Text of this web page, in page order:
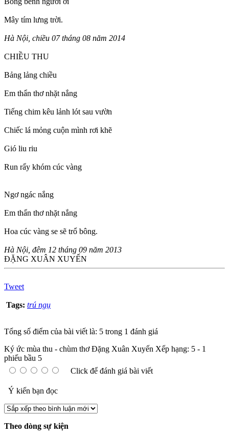
Mây tím lưng trời.
Hà Nội, chiều 07 tháng 08 năm 2014
CHIỀU THU
Bảng lảng chiều
Em thẩn thơ nhặt nắng
Tiếng chim kêu lảnh lót sau vườn
Chiếc lá mỏng cuộn mình rơi khẽ
Gió liu riu
Run rẩy khóm cúc vàng
Ngơ ngác nắng
Em thẩn thơ nhặt nắng
Hoa cúc vàng se sẽ trổ bông.
Hà Nội, đêm 12 tháng 09 năm 2013
ĐẶNG XUÂN XUYẾN
Tweet
Tags: trú ngụ
Tổng số điểm của bài viết là: 5 trong 1 đánh giá
Ký ức mùa thu - chùm thơ Đặng Xuân Xuyến Xếp hạng: 5 - 1
phiếu bầu 5
Click để đánh giá bài viết
Ý kiến bạn đọc
Theo dòng sự kiện